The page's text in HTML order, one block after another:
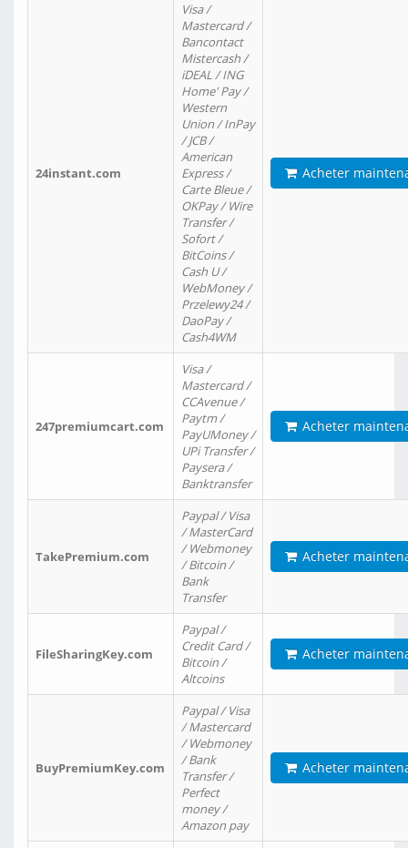
24instant.com
Visa /
Mastercard /
Bancontact
Mistercash /
iDEAL / ING
Home' Pay /
Western
Union / InPay
/ JCB /
American
Express /
Carte Bleue /
OKPay / Wire
Transfer /
Sofort /
BitCoins /
Cash U /
WebMoney /
Przelewy24 /
DaoPay /
Cash4WM
Acheter
247premiumcart.com
Visa /
Mastercard /
CCAvenue /
Paytm /
PayUMoney /
UPi Transfer /
Paysera /
Banktransfer
Acheter
TakePremium.com
Paypal / Visa
/ MasterCard
/ Webmoney
/ Bitcoin /
Bank
Transfer
Acheter
FileSharingKey.com
Paypal /
Credit Card /
Bitcoin /
Altcoins
Acheter
BuyPremiumKey.com
Paypal / Visa
/ Mastercard
/ Webmoney
/ Bank
Transfer /
Perfect
money /
Amazon pay
Acheter